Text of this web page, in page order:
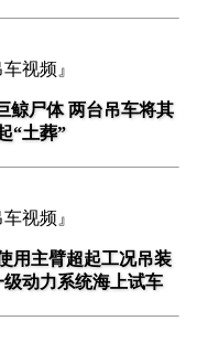
车视频』
鲸尸体 两台吊车将其
“土葬”
车视频』
用主臂超起工况吊装
动力系统海上试车